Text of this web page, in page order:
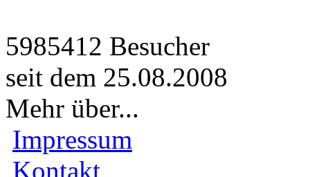
5985412 Besucher
seit dem 25.08.2008
Mehr über...
Impressum
Kontakt